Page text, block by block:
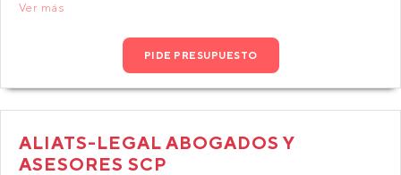
Ver más
PIDE PRESUPUESTO
ALIATS-LEGAL ABOGADOS Y
ASESORES SCP